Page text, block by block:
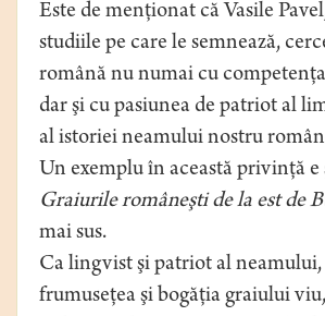
Este de menţionat că Vasile
studiile pe care le semnează,
română nu numai cu
dar şi cu pasiunea de patriot al
al istoriei neamului nostru
Un exemplu în această privinţă e
Graiurile româneşti de la est de
mai sus.
Ca lingvist şi patriot al
frumuseţea şi bogăţia graiului